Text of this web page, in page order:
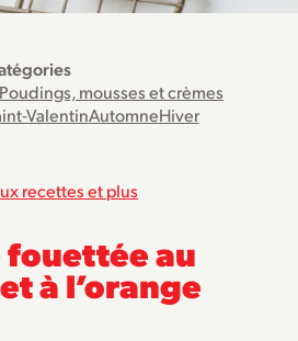
Poudings, mousses et crèmes
ValentinAutomneHiver
fouettée au
à l’orange
recettes et plus